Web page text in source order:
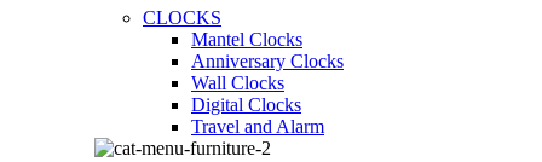
CLOCKS
Mantel Clocks
Anniversary Clocks
Wall Clocks
Digital Clocks
Travel and Alarm